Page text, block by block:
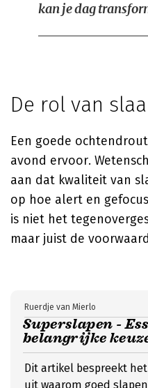
kan je dag
De rol van
Een goede
avond ervoor.
aan dat kwaliteit van
op hoe alert en
is niet het
maar juist de
Superslapen -
belangrijke
Ruerdje van Mierlo
Dit artikel bespreekt
uit waarom goed